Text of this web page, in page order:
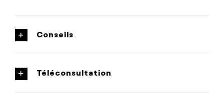
Conseils
Téléconsultation